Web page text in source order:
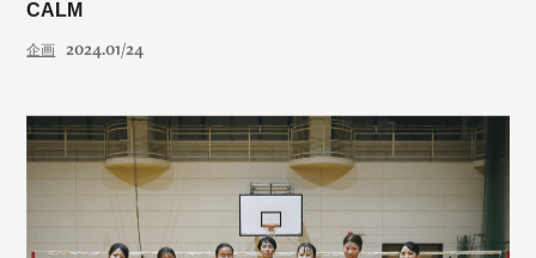
CALM
企画 2024.01/24